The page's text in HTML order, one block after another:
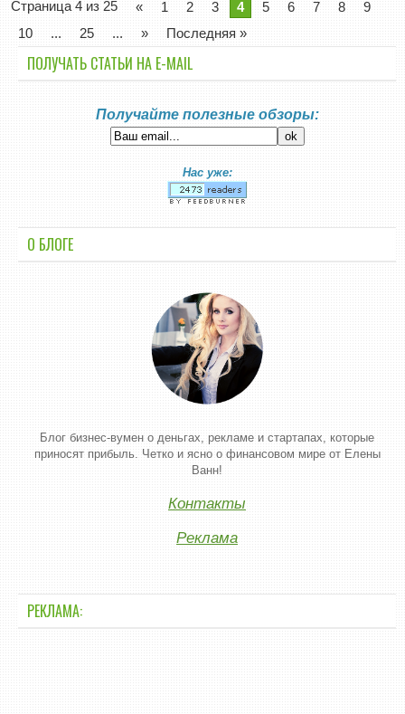
Страница 4 из 25 « 1 2 3 4 5 6 7 8
9
10
... 25 ... » Последняя »
ПОЛУЧАТЬ СТАТЬИ НА E-MАIL
Получайте полезные обзоры:
Нас уже:
О БЛОГЕ
Блог бизнес-вумен о деньгах, рекламе и стартапах, которые
приносят прибыль. Четко и ясно о финансовом мире от Елены
Ванн!
Контакты
Реклама
РЕКЛАМА: